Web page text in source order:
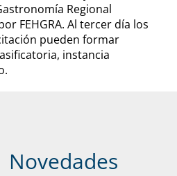
Regional
FEHGRA. Al tercer día los
pueden formar
instancia
Novedades